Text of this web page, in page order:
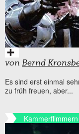
von Bernd
Es sind erst einmal
zu früh freuen, aber...
Kammerflimmern